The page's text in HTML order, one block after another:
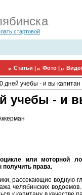
стартовой
Статьи | Фото |
дней учебы - и вы капитан
учебы - и
или моторной
права.
рассекающие водную
челябинских